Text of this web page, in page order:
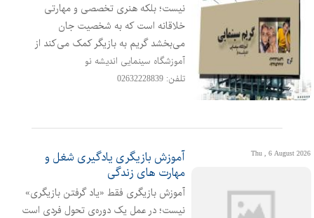
نیست؛ بلکه هنری تخصصی و مهارتی
خلاقانه است که به شخصیت جان
می‌بخشد گریم به بازیگر کمک می‌کند از
ظاهر شخصی خود فراتر برود و به وجودی
تازه، باورپذیر و هماهنگ با داستان تبدیل
بصری ایفا می‌کند و می‌تواند
آموزشگاه سینمایی اندیشه نو
تلفن: 02632228839
Thu , 6 August 2026
آموزش بازیگری یادگیری شغل و
مهارت های زندگی
آموزش بازیگری فقط «یاد گرفتن بازیگری»
نیست؛ در عمل یک دوره‌ی تحول فردی است